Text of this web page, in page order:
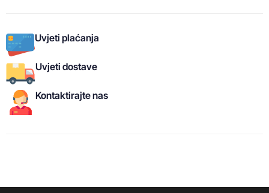
Uvjeti plaćanja
Uvjeti dostave
Kontaktirajte nas